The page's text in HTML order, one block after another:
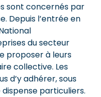
sont concernés par
Depuis l’entrée en
du secteur
proposer à leurs
collective. Les
d’y adhérer, sous
particuliers.